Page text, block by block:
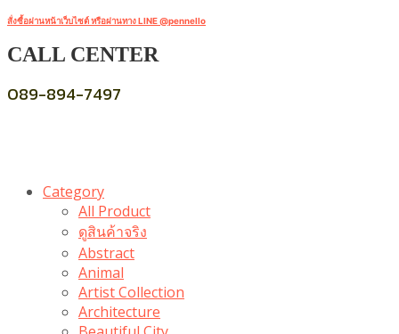
สั่งซื้อผ่านหน้าเว็บไซต์ หรือผ่านทาง LINE @pennello
CALL CENTER
089-894-7497
Category
All Product
ดูสินค้าจริง
Abstract
Animal
Artist Collection
Architecture